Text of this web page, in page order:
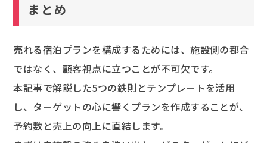
まとめ
売れる宿泊プランを構成するためには、施設側の都合
ではなく、顧客視点に立つことが不可欠です。
本記事で解説した5つの鉄則とテンプレートを活用
し、ターゲットの心に響くプランを作成することが、
予約数と売上の向上に直結します。